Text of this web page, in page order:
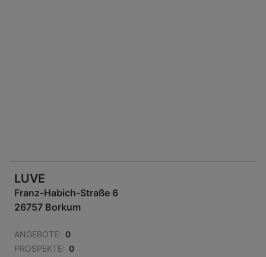
LUVE
Franz-Habich-Straße 6
26757 Borkum
ANGEBOTE: 0
PROSPEKTE: 0